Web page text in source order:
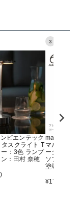
ビエンテック
スクライト T
：3色 ランプ
：田村 奈穂
3
maruni マ
マルニ60
ーター ア
ソファ オ
塗装）
¥176,000